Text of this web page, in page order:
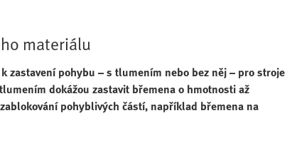
materiálu
zastavení pohybu – s tlumením nebo bez něj – pro stroje
dokážou zastavit břemena o hmotnosti až
pohyblivých částí, například břemena na